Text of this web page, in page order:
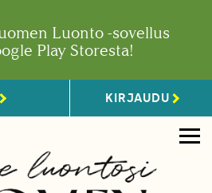
Luonto -sovellus
Play Storesta!
KIRJAUDU